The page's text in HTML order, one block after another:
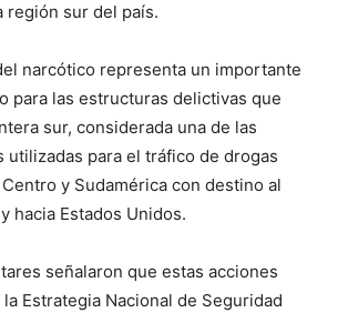
región sur del país.
narcótico representa un importante
para las estructuras delictivas que
sur, considerada una de las
utilizadas para el tráfico de drogas
y Sudamérica con destino al
hacia Estados Unidos.
señalaron que estas acciones
Estrategia Nacional de Seguridad